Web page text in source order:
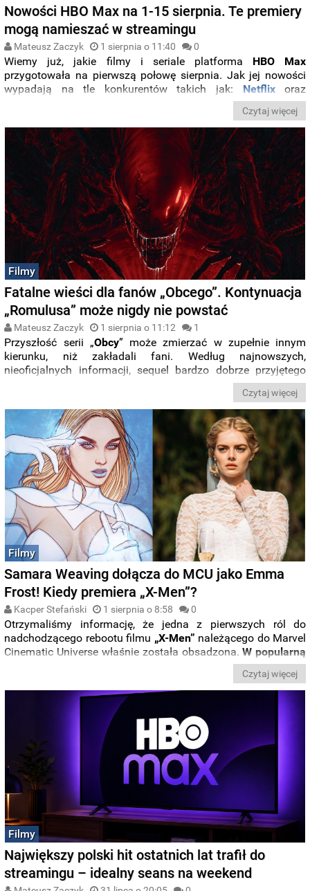
Nowości HBO Max na 1-15 sierpnia. Te premiery
mogą namieszać w streamingu
Mateusz Zaczyk 1 sierpnia o 11:40 0
Wiemy już, jakie filmy i seriale platforma HBO Max
przygotowała na pierwszą połowę sierpnia. Jak jej nowości
wypadają na tle konkurentów takich jak:
Netflix
oraz
Maxna dni1-15
Czytaj więcej
Filmy
Fatalne wieści dla fanów „Obcego”. Kontynuacja
„Romulusa” może nigdy nie powstać
Mateusz Zaczyk 1 sierpnia o 11:12 1
Przyszłość serii „Obcy” może zmierzać w zupełnie innym
kierunku, niż zakładali fani. Według najnowszych,
nieoficjalnych informacji, sequel bardzo dobrze przyjętego
” został odłożony na czas nieokreślony,
a jego realizacja może nigdy nie dojść do skutku. Powodem
mają byćkulisy współpracy z Ridleyem Scottemoraz
odejście reżysera
Fede Álvareza
Czytaj więcej
Filmy
Samara Weaving dołącza do MCU jako Emma
Frost! Kiedy premiera „X-Men”?
Kacper Stefański 1 sierpnia o 8:58 0
Otrzymaliśmy informację, że jedna z pierwszych ról do
nadchodzącego rebootu filmu „X-Men” należącego do Marvel
Cinematic Universe właśnie została obsadzona.W popularną
komiksową mutantkę Emmę Frost wcieli się Samara
Czytaj więcej
Filmy
Największy polski hit ostatnich lat trafił do
streamingu – idealny seans na weekend